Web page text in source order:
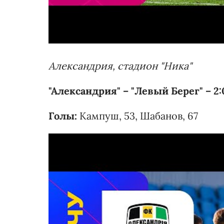
Александрия, стадион "Ника"
"Александрия" – "Левый Берег" –
Голы: Кампуш, 53, Шабанов, 67